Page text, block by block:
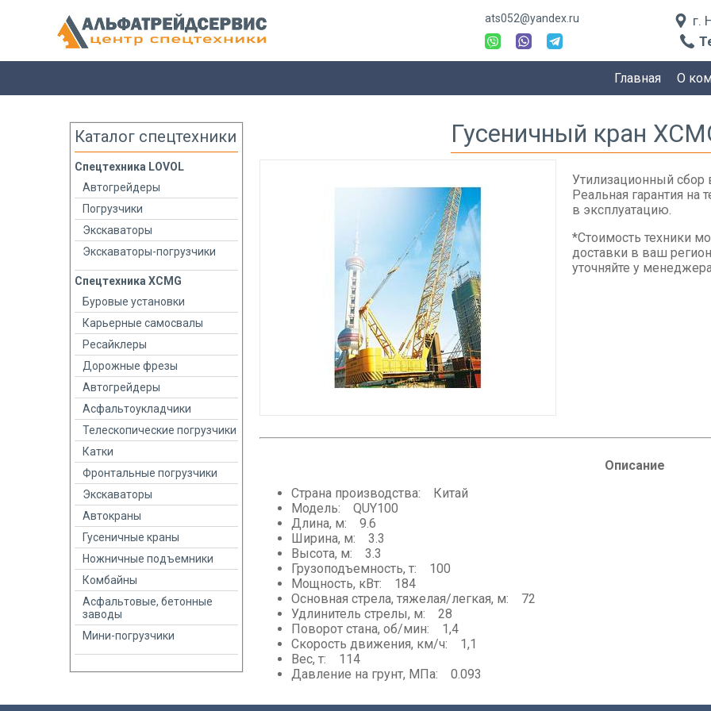
ats052@yandex.ru
г.
Главная О
Каталог спецтехники
Спецтехника LOVOL
Автогрейдеры
Погрузчики
Экскаваторы
Экскаваторы-погрузчики
Спецтехника XCMG
Буровые установки
Карьерные самосвалы
Ресайклеры
Дорожные фрезы
Автогрейдеры
Асфальтоукладчики
Телескопические погрузчики
Катки
Фронтальные погрузчики
Экскаваторы
Автокраны
Гусеничные краны
Ножничные подъемники
Комбайны
Асфальтовые, бетонные
заводы
Мини-погрузчики
Гусеничный кран
Утилизационный сбор
Реальная гарантия
в эксплуатацию.
*Стоимость техники
доставки в ваш
уточняйте у
Описание
Страна производства: Китай
Модель: QUY100
Длина, м: 9.6
Ширина, м: 3.3
Высота, м: 3.3
Грузоподъемность, т: 100
Мощность, кВт: 184
Основная стрела, тяжелая/легкая, м: 72
Удлинитель стрелы, м: 28
Поворот стана, об/мин: 1,4
Скорость движения, км/ч: 1,1
Вес, т: 114
Давление на грунт, МПа: 0.093